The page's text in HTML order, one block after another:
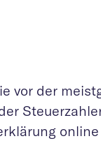
vor der
online